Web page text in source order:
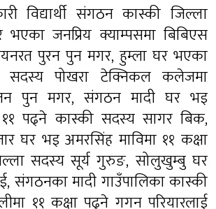
विद्यार्थी संगठन कास्की जिल्ला
जनप्रिय क्याम्पसमा बिबिएस
पुरन पुन मगर, हुम्ला घर भएका
पोखरा टेक्निकल कलेजमा
पुन मगर, संगठन मादी घर भइ
११ पढ्ने कास्की सदस्य सागर बिक,
घर भइ अमरसिंह माविमा ११ कक्षा
सदस्य सूर्य गुरुङ, सोलुखुम्बु घर
संगठनका मादी गाउँपालिका कास्की
११ कक्षा पढ्ने गगन परियारलाई